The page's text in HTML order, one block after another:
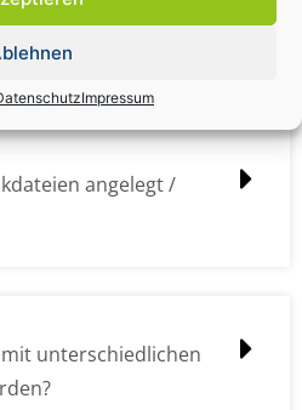
Impressum
(z.B. Logos und Texte)
angelegt /
unterschiedlichen